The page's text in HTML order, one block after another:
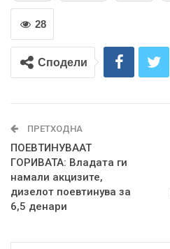
28
Сподели
ПРЕТХОДНА
ПОЕВТИНУВААТ
ГОРИВАТА: Владата ги
намали акцизите,
дизелот поевтинува за
6,5 денари